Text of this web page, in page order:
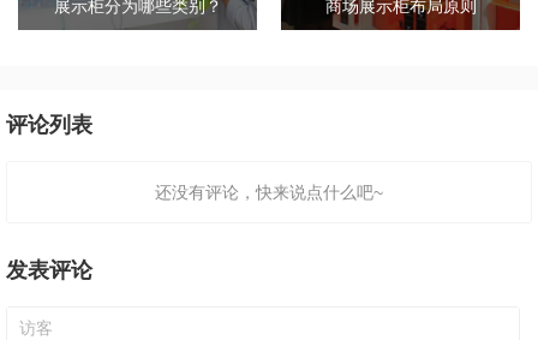
展示柜分为哪些类别？ 商场展示柜布局原则
评论列表
还没有评论，快来说点什么吧~
发表评论